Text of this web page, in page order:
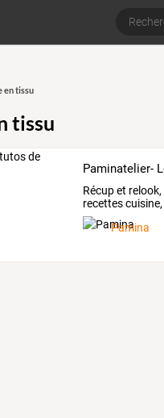
en tissu
tissu
Paminatelier-
Récupet relook,
recettescuisine,
tricots
Pamina